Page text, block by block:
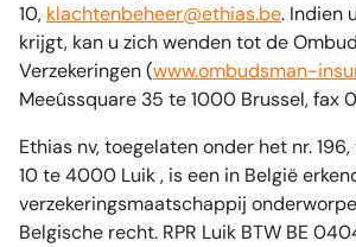
10, klachtenbeheer@ethias.be. Indien
krijgt, kan u zich wenden tot de
Verzekeringen (www.ombudsman-
Meeûssquare 35 te 1000 Brussel, fax
Ethias nv, toegelaten onder het nr.
10 te 4000 Luik , is een in België
verzekeringsmaatschappij
Belgische recht. RPR Luik BTW BE